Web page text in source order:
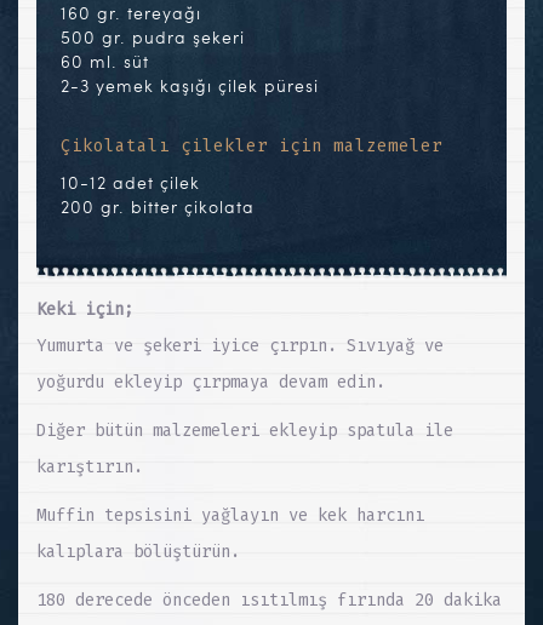
160 gr. tereyağı
500 gr. pudra şekeri
60 ml. süt
2-3 yemek kaşığı çilek püresi
Çikolatalı çilekler için malzemeler
10-12 adet çilek
200 gr. bitter çikolata
Keki için;
Yumurta ve şekeri iyice çırpın. Sıvıyağ ve
yoğurdu ekleyip çırpmaya devam edin.
Diğer bütün malzemeleri ekleyip spatula ile
karıştırın.
Muffin tepsisini yağlayın ve kek harcını
kalıplara bölüştürün.
180 derecede önceden ısıtılmış fırında 20 dakika